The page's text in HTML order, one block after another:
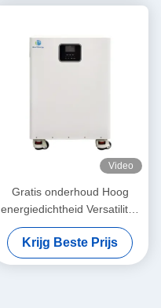
Video
Gratis onderhoud Hoog
energiedichtheid Versatiliteit
All-in-one energieopslag
voor thuis
Krijg Beste Prijs